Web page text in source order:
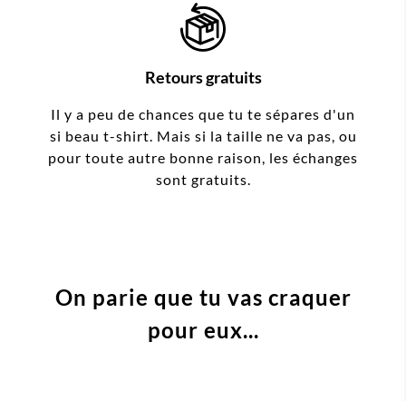
Retours gratuits
Il y a peu de chances que tu te sépares d'un
si beau t-shirt. Mais si la taille ne va pas, ou
pour toute autre bonne raison, les échanges
sont gratuits.
On parie que tu vas craquer
pour eux...